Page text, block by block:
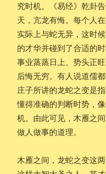
究时机。《易经》乾卦
天，亢龙有悔。每个人
实际上与蛇无异，这时
的才华并碰到了合适的
事业蒸蒸日上、势头正
后悔无穷。有人说道儒
庄子所讲的龙蛇之变是
懂得准确的判断时势，
机。由此可见，木雁之
做人做事的道理。
木雁之间，龙蛇之变这